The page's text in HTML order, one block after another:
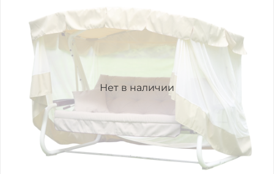
Нет в наличии